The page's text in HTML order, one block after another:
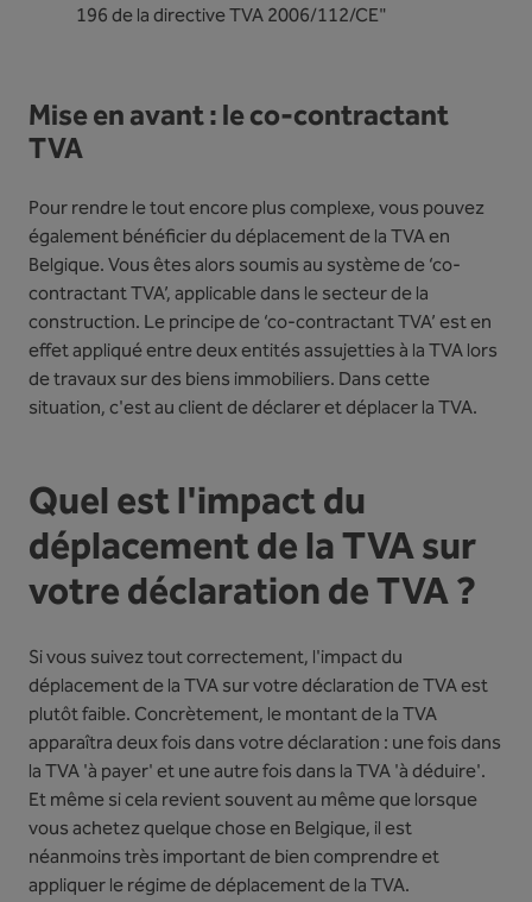
196 de la directive TVA 2006/112/CE"
Mise en avant : le co-contractant
TVA
Pour rendre le tout encore plus complexe, vous pouvez
également bénéficier du déplacement de la TVA en
Belgique. Vous êtes alors soumis au système de ‘co-
contractant TVA’, applicable dans le secteur de la
construction. Le principe de ‘co-contractant TVA’ est en
effet appliqué entre deux entités assujetties à la TVA lors
de travaux sur des biens immobiliers. Dans cette
situation, c'est au client de déclarer et déplacer la TVA.
Quel est l'impact du
déplacement de la TVA sur
votre déclaration de TVA ?
Si vous suivez tout correctement, l'impact du
déplacement de la TVA sur votre déclaration de TVA est
plutôt faible. Concrètement, le montant de la TVA
apparaîtra deux fois dans votre déclaration : une fois dans
la TVA 'à payer' et une autre fois dans la TVA 'à déduire'.
Et même si cela revient souvent au même que lorsque
vous achetez quelque chose en Belgique, il est
néanmoins très important de bien comprendre et
appliquer le régime de déplacement de la TVA.